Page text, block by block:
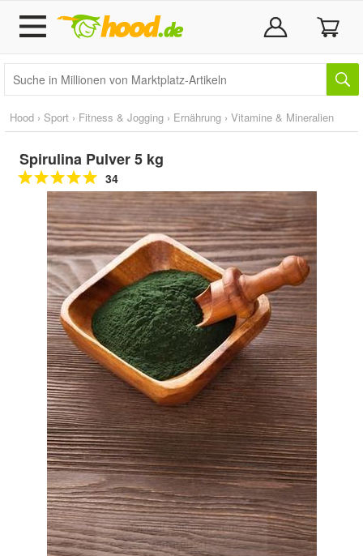
Hood › Sport › Fitness & Jogging › Ernährung › Vitamine & Mineralien
Spirulina Pulver 5 kg
34
Doppelt antippen zum
vergrößern